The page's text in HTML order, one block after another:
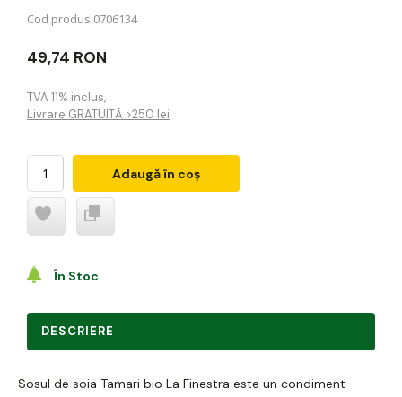
Cod produs:0706134
49,74 RON
TVA 11% inclus,
Livrare GRATUITĂ >250 lei
Adaugă în coș
În Stoc
DESCRIERE
Sosul de soia Tamari bio La Finestra este un condiment